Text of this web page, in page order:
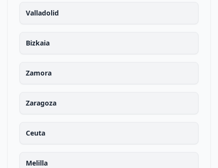
Valladolid
Bizkaia
Zamora
Zaragoza
Ceuta
Melilla